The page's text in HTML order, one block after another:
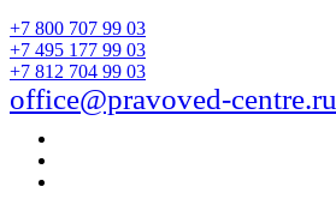
+7 800 707 99 03
+7 495 177 99 03
+7 812 704 99 03
office@pravoved-centre.ru